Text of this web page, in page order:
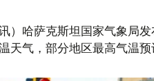
）哈萨克斯坦国家气象局
天气，部分地区最高气温预